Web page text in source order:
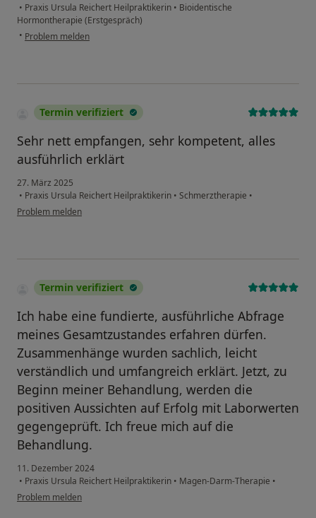
• Praxis Ursula Reichert Heilpraktikerin • Bioidentische
Hormontherapie (Erstgespräch)
• Problem melden
Termin verifiziert
Sehr nett empfangen, sehr kompetent, alles
ausführlich erklärt
27. März 2025
• Praxis Ursula Reichert Heilpraktikerin • Schmerztherapie •
Problem melden
Termin verifiziert
Ich habe eine fundierte, ausführliche Abfrage
meines Gesamtzustandes erfahren dürfen.
Zusammenhänge wurden sachlich, leicht
verständlich und umfangreich erklärt. Jetzt, zu
Beginn meiner Behandlung, werden die
positiven Aussichten auf Erfolg mit Laborwerten
gegengeprüft. Ich freue mich auf die
Behandlung.
11. Dezember 2024
• Praxis Ursula Reichert Heilpraktikerin • Magen-Darm-Therapie •
Problem melden